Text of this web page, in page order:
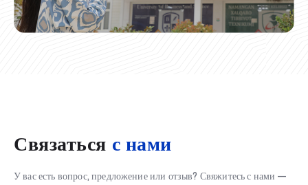
Связаться с нами
У вас есть вопрос, предложение или отзыв? Свяжитесь с нами —